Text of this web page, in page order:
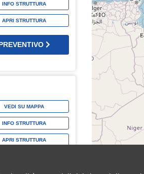
INFO STRUTTURA
APRI STRUTTURA
VEDI SU MAPPA
INFO STRUTTURA
APRI STRUTTURA